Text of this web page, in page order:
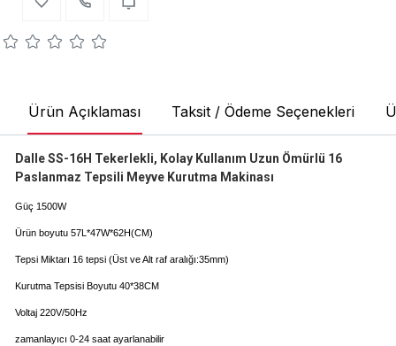
Ürün Açıklaması Taksit / Ödeme Seçenekleri
Dalle SS-16H Tekerlekli, Kolay Kullanım Uzun Ömürlü 16
Paslanmaz Tepsili Meyve Kurutma Makinası
Güç 1500W
Ürün boyutu 57L*47W*62H(CM)
Tepsi Miktarı 16 tepsi (Üst ve Alt raf aralığı:35mm)
Kurutma Tepsisi Boyutu 40*38CM
Voltaj 220V/50Hz
zamanlayıcı 0-24 saat ayarlanabilir